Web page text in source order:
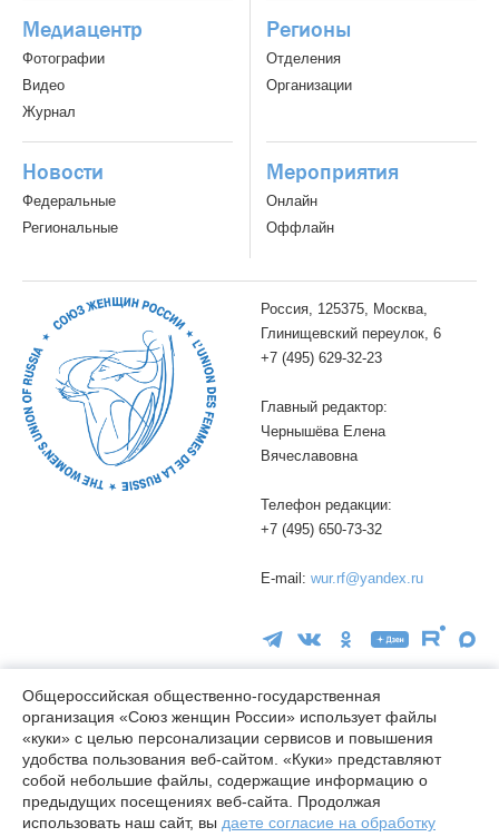
Медиацентр
Фотографии
Видео
Журнал
Регионы
Отделения
Организации
Новости
Федеральные
Региональные
Мероприятия
Онлайн
Оффлайн
Россия, 125375, Москва,
Глинищевский переулок, 6
+7 (495) 629-32-23
Главный редактор:
Чернышёва Елена
Вячеславовна
Телефон редакции:
+7 (495) 650-73-32
E-mail: wur.rf@yandex.ru
16+
© wuor.ru Использование материалов сайта разрешается только
при указании ссылки на источник
Правовая информация
Общероссийская общественно-государственная
организация «Союз женщин России» использует файлы
«куки» с целью персонализации сервисов и повышения
удобства пользования веб-сайтом. «Куки» представляют
собой небольшие файлы, содержащие информацию о
предыдущих посещениях веб-сайта. Продолжая
использовать наш сайт, вы даете согласие на обработку